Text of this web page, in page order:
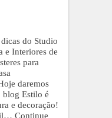
do Studio
e Interiores de
para
daremos
blog Estilo é
e decoração!
Continue